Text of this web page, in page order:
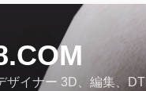
ザイナー 3D、編集、